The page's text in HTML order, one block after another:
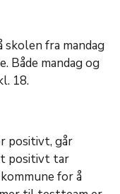
skolen fra mandag
Både mandag og
18.
positivt, går
positivt tar
for å